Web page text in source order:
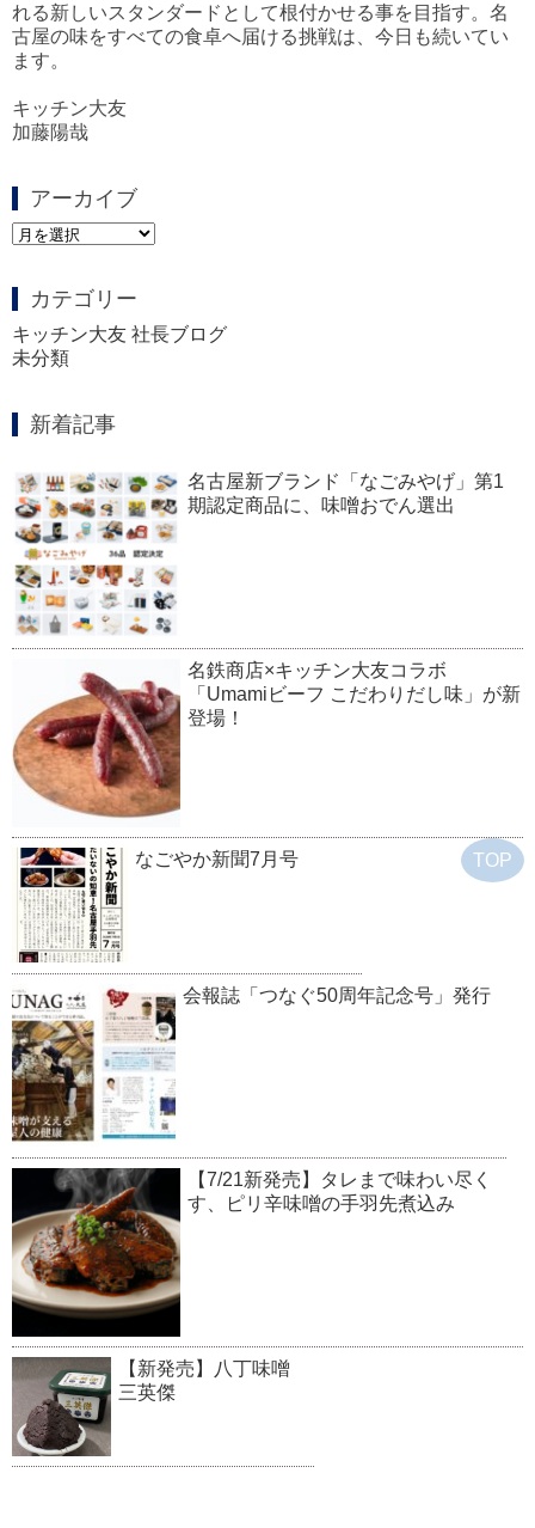
TOP
れる新しいスタンダードとして根付かせる事を目指す。名
古屋の味をすべての食卓へ届ける挑戦は、今日も続いてい
ます。
キッチン大友
加藤陽哉
アーカイブ
ア
ブ
カテゴリー
キッチン大友 社長ブログ
未分類
新着記事
名古屋新ブランド「なごみやげ」第1
期認定商品に、味噌おでん選出
名鉄商店×キッチン大友コラボ
「Umamiビーフ こだわりだし味」が新
登場！
なごやか新聞7月号
会報誌「つなぐ50周年記念号」発行
【7/21新発売】タレまで味わい尽く
す、ピリ辛味噌の手羽先煮込み
【新発売】八丁味噌
三英傑